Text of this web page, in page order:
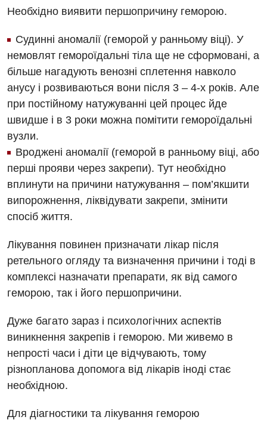
Травматологічне відділення
Травматологія і ортопедія
Урологічне відділення
Урологія
Фізіотерапія
Хірургічне відділення
Для дітей
Дитяча алергологія
Дитяча гастроентерологія
Дитяча гінекологія
Дитяча ендокринологія
Дитяча кардіоревматологія
Дитяча неврологія
Дитяча ортопедія і травматологія
Дитяча оториноларингологія
Дитяча офтальмологія
Необхідно виявити першопричину геморою.
Судинні аномалії (геморой у ранньому віці). У
немовлят гемороїдальні тіла ще не сформовані, а
більше нагадують венозні сплетення навколо
анусу і розвиваються вони після 3 – 4-х років. Але
при постійному натужуванні цей процес йде
швидше і в 3 роки можна помітити гемороїдальні
вузли.
Вроджені аномалії (геморой в ранньому віці, або
перші прояви через закрепи). Тут необхідно
вплинути на причини натужування – пом’якшити
випорожнення, ліквідувати закрепи, змінити
спосіб життя.
Лікування повинен призначати лікар після
ретельного огляду та визначення причини і тоді в
комплексі назначати препарати, як від самого
геморою, так і його першопричини.
Дуже багато зараз і психологічних аспектів
виникнення закрепів і геморою. Ми живемо в
непрості часи і діти це відчувають, тому
різнопланова допомога від лікарів іноді стає
необхідною.
Для діагностики та лікування геморою